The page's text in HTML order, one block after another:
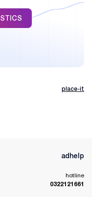
place-it
ad help
hotline
0322121661